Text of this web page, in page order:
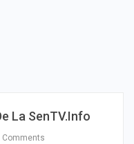
La SenTV.info
Comments